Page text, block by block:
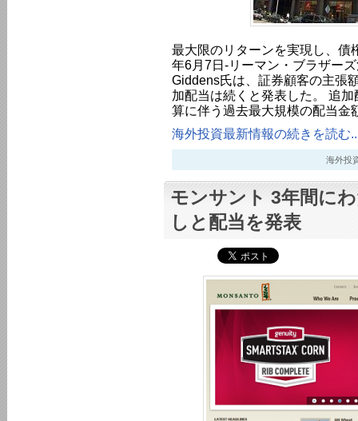
最大限のリターンを実現し、債
年6月7日-リーマン・ブラザー
Giddens氏は、証券顧客の主張
加配当は続くと発表した。 追
算に伴う過去最大規模の配当
海外投資最新情報の続きを読む
海外投
モンサント 3年間に
しと配当を発表